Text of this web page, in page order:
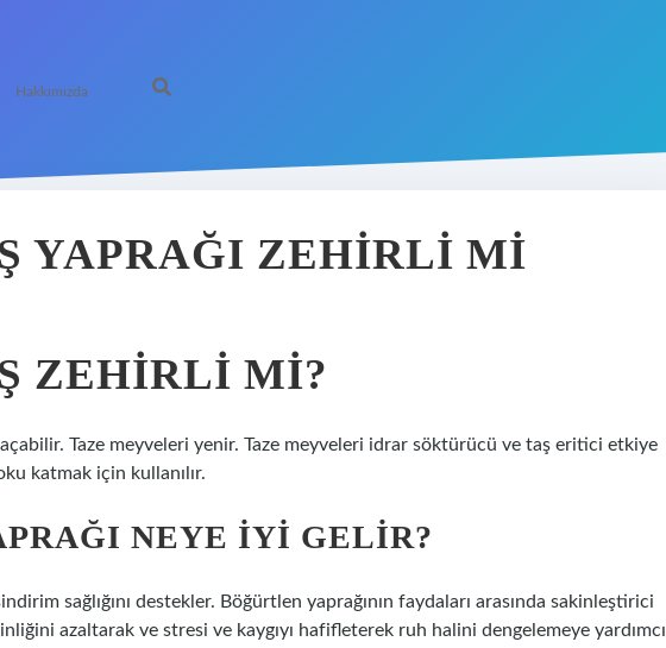
Hakkımızda
YAPRAĞI ZEHIRLI MI
ZEHIRLI MI?
Taze meyveleri yenir. Taze meyveleri idrar söktürücü ve taş eritici etkiye
katmak için kullanılır.
NEYE IYI GELIR?
sağlığını destekler. Böğürtlen yaprağının faydaları arasında sakinleştirici
azaltarak ve stresi ve kaygıyı hafifleterek ruh halini dengelemeye yardımcı